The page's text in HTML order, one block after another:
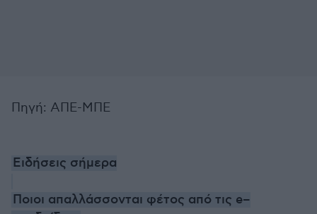
Πηγή: ΑΠΕ-ΜΠΕ
Ειδήσεις σήμερα
Ποιοι απαλλάσσονται φέτος από τις e–